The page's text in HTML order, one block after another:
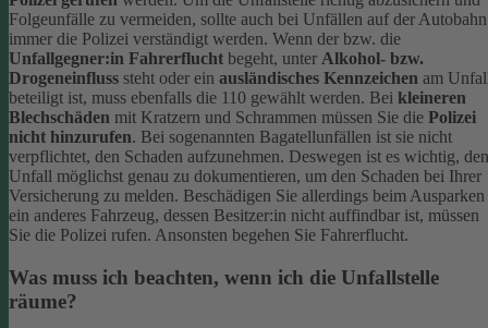
Folgeunfälle zu vermeiden, sollte auch bei Unfällen auf der Autobahn
immer die Polizei verständigt werden. Wenn der bzw. die
Unfallgegner:in Fahrerflucht begeht, unter Alkohol- bzw.
Drogeneinfluss steht oder ein ausländisches Kennzeichen am
beteiligt ist, muss ebenfalls die 110 gewählt werden. Bei kleineren
Blechschäden mit Kratzern und Schrammen müssen Sie die Polizei
nicht hinzurufen. Bei sogenannten Bagatellunfällen ist sie nicht
verpflichtet, den Schaden aufzunehmen. Deswegen ist es wichtig, den
Unfall möglichst genau zu dokumentieren, um den Schaden bei Ihrer
Versicherung zu melden. Beschädigen Sie allerdings beim Ausparken
ein anderes Fahrzeug, dessen Besitzer:in nicht auffindbar ist, müssen
Sie die Polizei rufen. Ansonsten begehen Sie Fahrerflucht.
Was muss ich beachten, wenn ich die Unfallstelle
räume?